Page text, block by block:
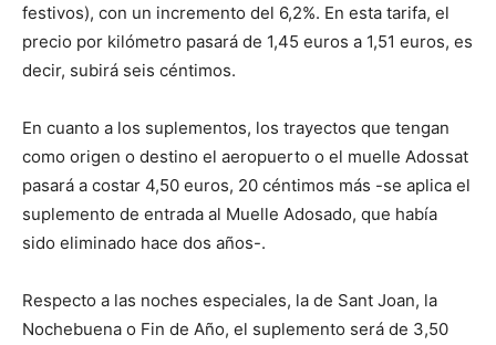
festivos), con un incremento del 6,2%. En esta tarifa, el
precio por kilómetro pasará de 1,45 euros a 1,51 euros, es
decir, subirá seis céntimos.
En cuanto a los suplementos, los trayectos que tengan
como origen o destino el aeropuerto o el muelle Adossat
pasará a costar 4,50 euros, 20 céntimos más -se aplica el
suplemento de entrada al Muelle Adosado, que había
sido eliminado hace dos años-.
Respecto a las noches especiales, la de Sant Joan, la
Nochebuena o Fin de Año, el suplemento será de 3,50